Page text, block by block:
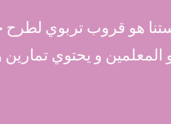
هو قروب تربوي لطرح
و المعلمين و يحتوي